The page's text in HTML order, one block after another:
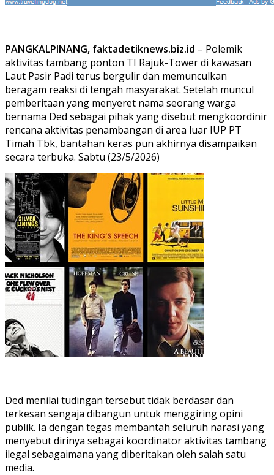
PANGKALPINANG, faktadetiknews.biz.id – Polemik
aktivitas tambang ponton TI Rajuk-Tower di kawasan
Laut Pasir Padi terus bergulir dan memunculkan
beragam reaksi di tengah masyarakat. Setelah muncul
pemberitaan yang menyeret nama seorang warga
bernama Ded sebagai pihak yang disebut mengkoordinir
rencana aktivitas penambangan di area luar IUP PT
Timah Tbk, bantahan keras pun akhirnya disampaikan
secara terbuka. Sabtu (23/5/2026)
Ded menilai tudingan tersebut tidak berdasar dan
terkesan sengaja dibangun untuk menggiring opini
publik. Ia dengan tegas membantah seluruh narasi yang
menyebut dirinya sebagai koordinator aktivitas tambang
ilegal sebagaimana yang diberitakan oleh salah satu
media.